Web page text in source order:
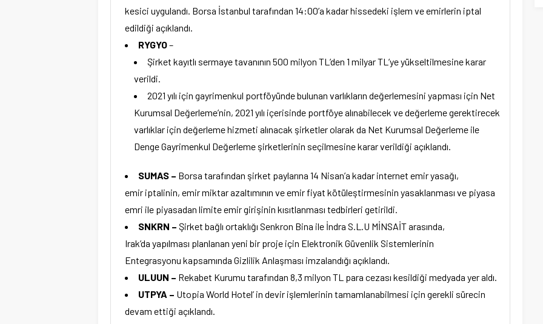
kesici uygulandı. Borsa İstanbul tarafından 14:00’a kadar hissedeki işlem ve emirlerin iptal
edildiği açıklandı.
RYGYO–
Şirket kayıtlı sermaye tavanının 500 milyon TL’den 1 milyar TL’ye yükseltilmesine karar
verildi.
2021 yılı için gayrimenkul portföyünde bulunan varlıkların değerlemesini yapması için Net
Kurumsal Değerleme’nin, 2021 yılı içerisinde portföye alınabilecek ve değerleme gerektirecek
varlıklar için değerleme hizmeti alınacak şirketler olarak da Net Kurumsal Değerleme ile
Denge Gayrimenkul Değerleme şirketlerinin seçilmesine karar verildiği açıklandı.
SUMAS – Borsa tarafından şirket paylarına 14 Nisan’a kadar internet emir yasağı,
emir iptalinin, emir miktar azaltımının ve emir fiyat kötüleştirmesinin yasaklanması ve piyasa
emri ile piyasadan limite emir girişinin kısıtlanması tedbirleri getirildi.
SNKRN – Şirket bağlı ortaklığı Senkron Bina ile İndra S.L.U MİNSAİT arasında,
Irak’da yapılması planlanan yeni bir proje için Elektronik Güvenlik Sistemlerinin
Entegrasyonu kapsamında Gizlilik Anlaşması imzalandığı açıklandı.
ULUUN – Rekabet Kurumu tarafından 8,3 milyon TL para cezası kesildiği medyada yer aldı.
UTPYA – Utopia World Hotel’ in devir işlemlerinin tamamlanabilmesi için gerekli sürecin
devam ettiği açıklandı.